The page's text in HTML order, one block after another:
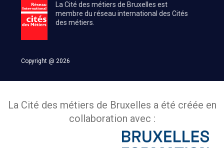
La Cité des métiers de Bruxelles est
membre du réseau international des Cités
des métiers.
Copyright @ 2026
La Cité des métiers de Bruxelles a été créée en
collaboration avec :